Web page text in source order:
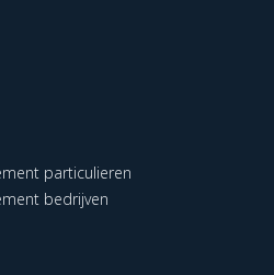
particulieren
bedrijven